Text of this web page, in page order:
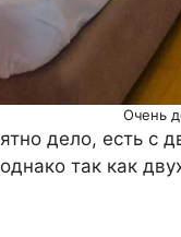
Очень
дело, есть с
так как